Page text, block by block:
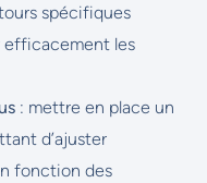
spécifiques
efficacement les
: mettre en place un
d’ajuster
fonction des